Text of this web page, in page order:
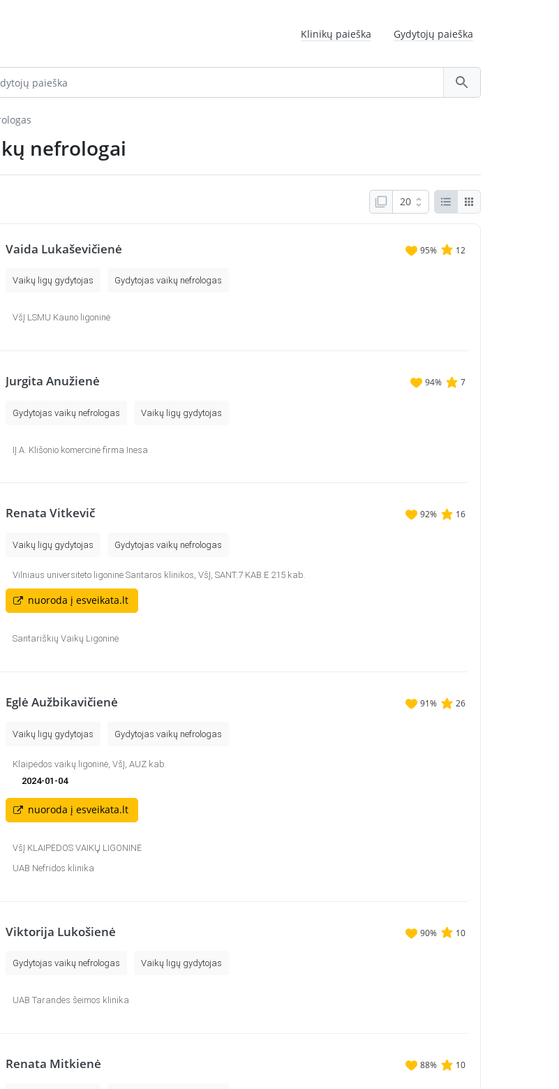
Klinikų paieška Gydytojų paieška
nefrologai
Vaida Lukaševičienė 95% 12
Vaikų ligų gydytojas Gydytojas vaikų nefrologas
VšĮ LSMU Kauno ligoninė
Jurgita Anužienė 94% 7
Gydytojas vaikų nefrologas Vaikų ligų gydytojas
IĮ A. Klišonio komercinė firma Inesa
Renata Vitkevič 92% 16
Vaikų ligų gydytojas Gydytojas vaikų nefrologas
Vilniaus universiteto ligoninė Santaros klinikos, VšĮ, SANT.7 KAB.E 215 kab.
nuoroda į esveikata.lt
Santariškių Vaikų Ligoninė
Eglė Aužbikavičienė 91% 26
Vaikų ligų gydytojas Gydytojas vaikų nefrologas
Klaipėdos vaikų ligoninė, VšĮ, AUZ kab.
2024-01-04
nuoroda į esveikata.lt
VšĮ KLAIPĖDOS VAIKŲ LIGONINĖ
UAB Nefridos klinika
Viktorija Lukošienė 90% 10
Gydytojas vaikų nefrologas Vaikų ligų gydytojas
UAB Tarandės šeimos klinika
Renata Mitkienė 88% 10